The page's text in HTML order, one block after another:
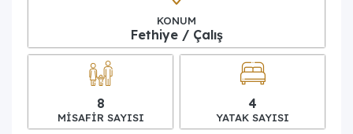
KONUM
Fethiye / Çalış
8
MISAFIR SAYISI
4
YATAK SAYISI